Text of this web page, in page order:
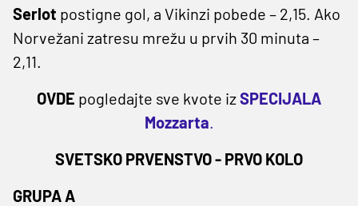
Serlot postigne gol, a Vikinzi pobede – 2,15. Ako
Norvežani zatresu mrežu u prvih 30 minuta –
2,11.
OVDE pogledajte sve kvote izSPECIJALA
Mozzarta.
SVETSKO PRVENSTVO - PRVO KOLO
GRUPA A